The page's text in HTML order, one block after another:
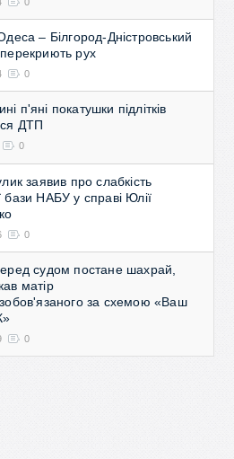
– Білгород-Дністровський
рух
0
п'яні покатушки підлітків
ДТП
0
заявив про слабкість
бази НАБУ у справі Юлії
0
судом постане шахрай,
матір
за схемою «Ваш
0